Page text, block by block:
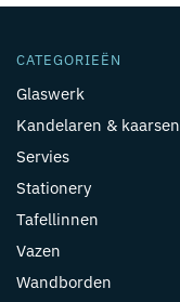
CATEGORIEËN
Glaswerk
Kandelaren & kaarsen
Servies
Stationery
Tafellinnen
Vazen
Wandborden